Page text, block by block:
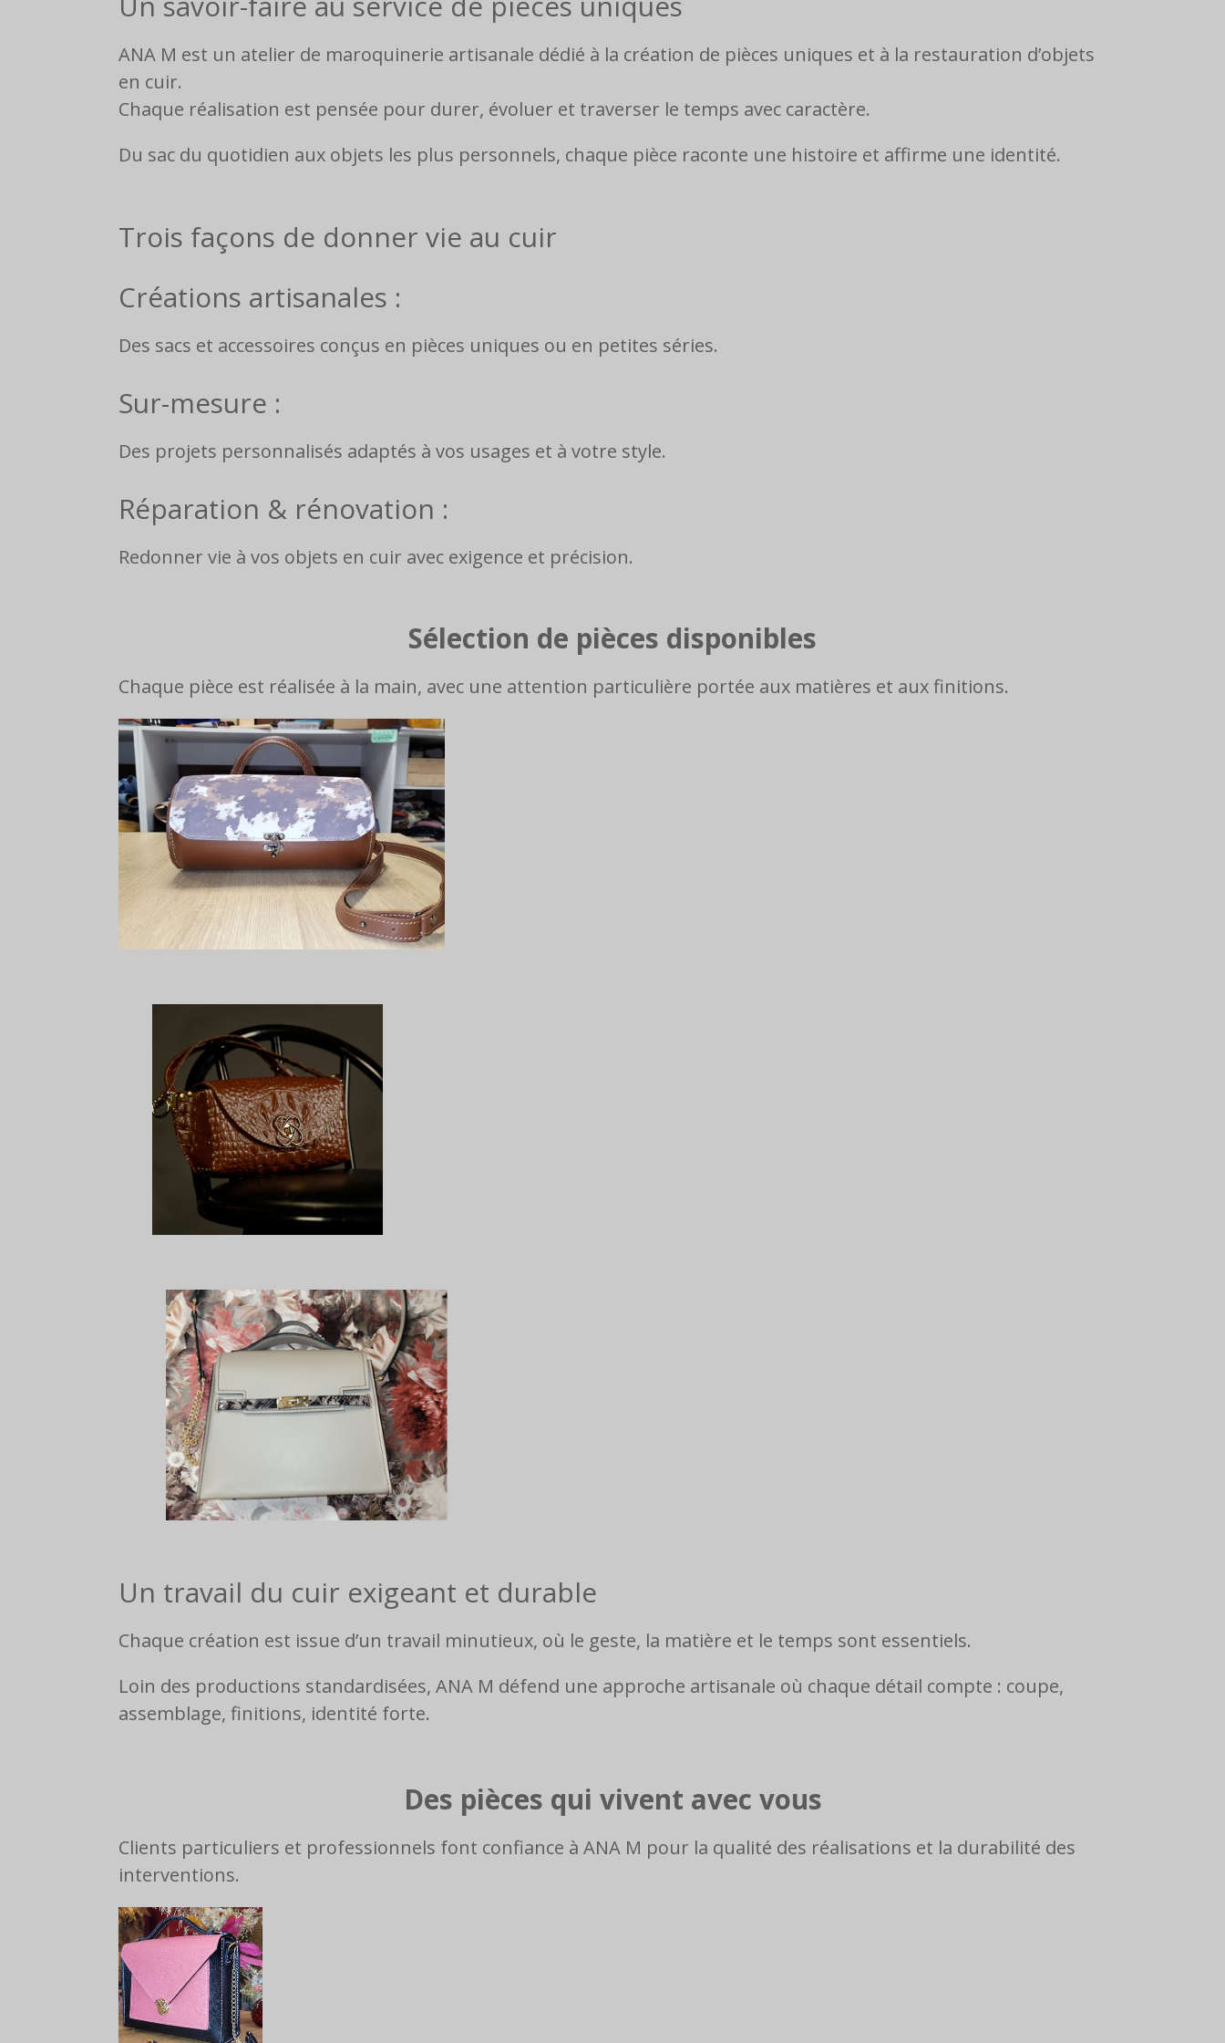
ANA M est un atelier de maroquinerie artisanale dédié à la création de pièces uniques et à la restauration d’objets
en cuir.
Chaque réalisation est pensée pour durer, évoluer et traverser le temps avec caractère.
Du sac du quotidien aux objets les plus personnels, chaque pièce raconte une histoire et affirme une identité.
Trois façons de donner vie au cuir
Créations artisanales :
Des sacs et accessoires conçus en pièces uniques ou en petites séries.
Sur-mesure :
Des projets personnalisés adaptés à vos usages et à votre style.
Réparation & rénovation :
Redonner vie à vos objets en cuir avec exigence et précision.
Sélection de pièces disponibles
Chaque pièce est réalisée à la main, avec une attention particulière portée aux matières et aux finitions.
Un travail du cuir exigeant et durable
Chaque création est issue d’un travail minutieux, où le geste, la matière et le temps sont essentiels.
Loin des productions standardisées, ANA M défend une approche artisanale où chaque détail compte : coupe,
assemblage, finitions, identité forte.
Des pièces qui vivent avec vous
Clients particuliers et professionnels font confiance à ANA M pour la qualité des réalisations et la durabilité des
interventions.